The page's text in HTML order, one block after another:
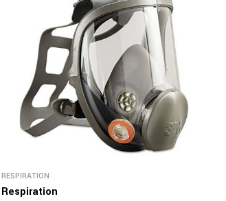
RESPIRATION
Respiration